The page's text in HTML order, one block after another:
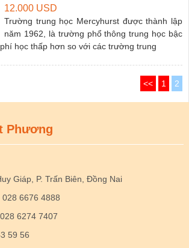
12.000 USD
Trường trung học Mercyhurst được thành lập
năm 1962, là trường phổ thông trung học bậc
học thấp hơn so với các trường trung
<< 1 2
Phương
Giáp, P. Trấn Biên, Đồng Nai
028 6676 4888
028 6274 7407
59 56